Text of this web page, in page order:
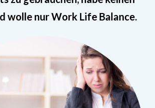
wolle nur Work Life Balance.